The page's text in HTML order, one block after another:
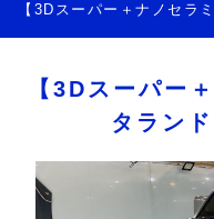
【3Dスーパー＋ナノセラ
【3Dスーパー
タラン